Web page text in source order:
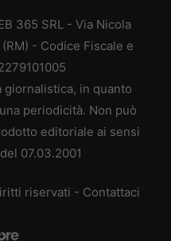
365 SRL - Via Nicola
- Codice Fiscale e
giornalistica, in quanto
periodicità. Non può
editoriale ai sensi
07.03.2001
riservati - Contattaci